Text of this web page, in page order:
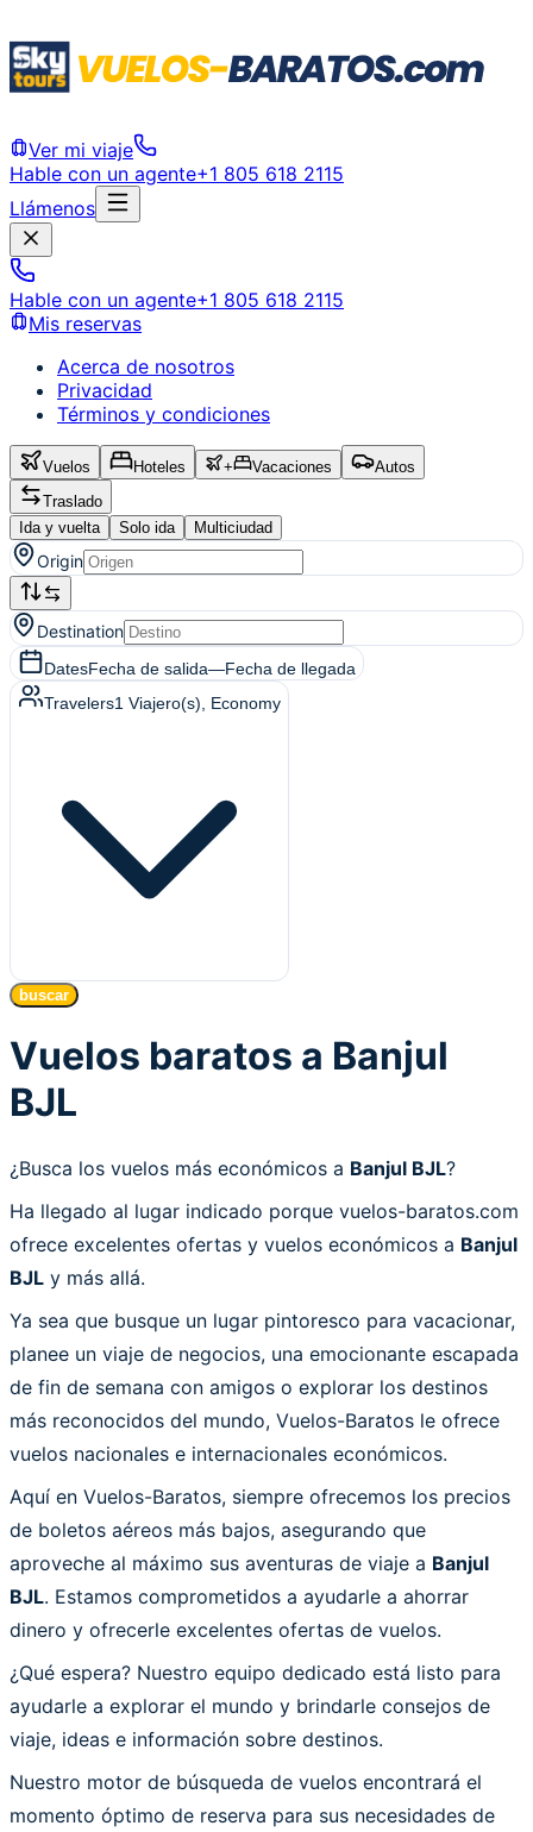
Ver mi viaje
Hable con un agente+1 805 618 2115
Llámenos
Hable con un agente+1 805 618 2115
Mis reservas
Acerca de nosotros
Privacidad
Términos y condiciones
Vuelos Hoteles + Vacaciones
Autos
Traslado
Ida y vuelta
Solo ida Multiciudad
Origin
Destination
DatesFecha de salida—Fecha de llegada
Travelers1 Viajero(s) , Economy
buscar
Vuelos baratos a Banjul
BJL
¿Busca los vuelos más económicos a Banjul BJL?
Ha llegado al lugar indicado porque vuelos-baratos.com
ofrece excelentes ofertas y vuelos económicos a Banjul
BJL y más allá.
Ya sea que busque un lugar pintoresco para vacacionar,
planee un viaje de negocios, una emocionante escapada
de fin de semana con amigos o explorar los destinos
más reconocidos del mundo, Vuelos-Baratos le ofrece
vuelos nacionales e internacionales económicos.
Aquí en Vuelos-Baratos, siempre ofrecemos los precios
de boletos aéreos más bajos, asegurando que
aproveche al máximo sus aventuras de viaje a Banjul
BJL. Estamos comprometidos a ayudarle a ahorrar
dinero y ofrecerle excelentes ofertas de vuelos.
¿Qué espera? Nuestro equipo dedicado está listo para
ayudarle a explorar el mundo y brindarle consejos de
viaje, ideas e información sobre destinos.
Nuestro motor de búsqueda de vuelos encontrará el
momento óptimo de reserva para sus necesidades de